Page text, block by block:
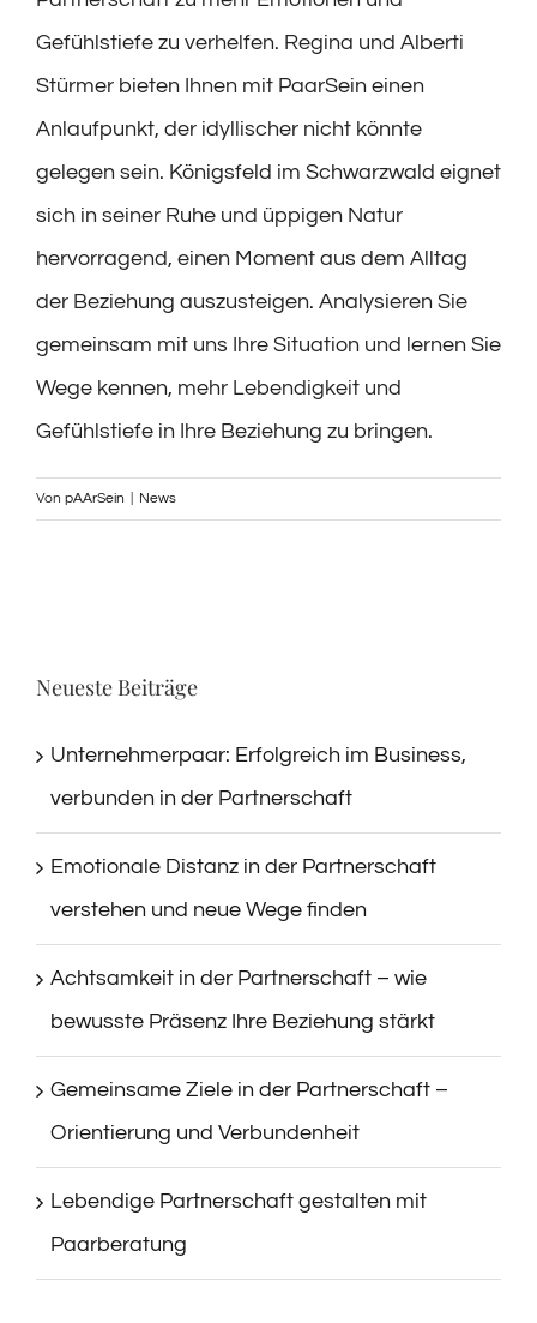
Gefühlstiefe zu verhelfen. Regina und Alberti
Stürmer bieten Ihnen mit PaarSein einen
Anlaufpunkt, der idyllischer nicht könnte
gelegen sein. Königsfeld im Schwarzwald eignet
sich in seiner Ruhe und üppigen Natur
hervorragend, einen Moment aus dem Alltag
der Beziehung auszusteigen. Analysieren Sie
gemeinsam mit uns Ihre Situation und lernen Sie
Wege kennen, mehr Lebendigkeit und
Gefühlstiefe in Ihre Beziehung zu bringen.
Von pAArSein News
Neueste Beiträge
Unternehmerpaar: Erfolgreich im Business,
verbunden in der Partnerschaft
Emotionale Distanz in der Partnerschaft
verstehen und neue Wege finden
Achtsamkeit in der Partnerschaft – wie
bewusste Präsenz Ihre Beziehung stärkt
Gemeinsame Ziele in der Partnerschaft –
Orientierung und Verbundenheit
Lebendige Partnerschaft gestalten mit
Paarberatung